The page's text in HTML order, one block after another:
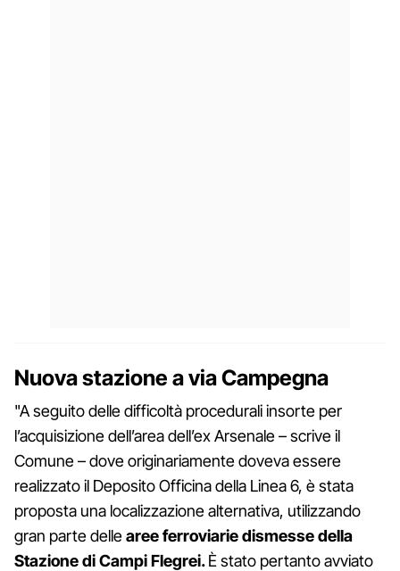
Nuova stazione a via Campegna
"A seguito delle difficoltà procedurali insorte per
l’acquisizione dell’area dell’ex Arsenale – scrive il
Comune – dove originariamente doveva essere
realizzato il Deposito Officina della Linea 6, è stata
proposta una localizzazione alternativa, utilizzando
gran parte dellearee ferroviarie dismesse della
Stazione di Campi Flegrei.È stato pertanto avviato